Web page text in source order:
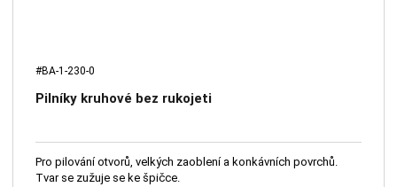
#BA-1-230-0
Pilníky kruhové bez rukojeti
Pro pilování otvorů, velkých zaoblení a konkávních povrchů.
Tvar se zužuje se ke špičce.